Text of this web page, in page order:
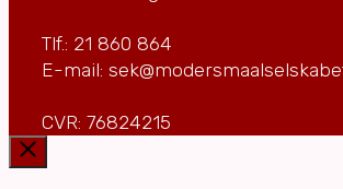
Tlf.: 21 860 864
E-mail:
CVR: 76824215
Luk